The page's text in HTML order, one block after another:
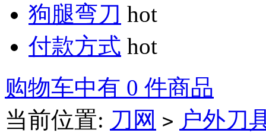
狗腿弯刀 hot
付款方式 hot
购物车中有 0 件商品
当前位置: 刀网 > 户外刀